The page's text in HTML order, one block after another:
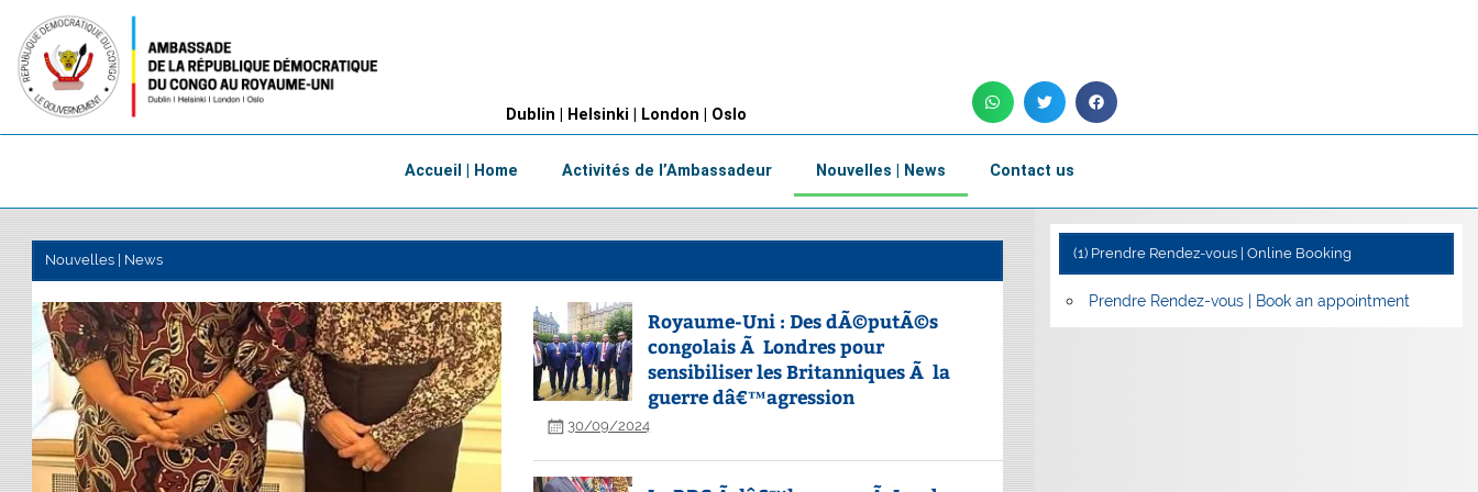
Dublin | Helsinki | London | Oslo
Accueil | Home Activités de l’Ambassadeur Nouvelles | News Contact us
Nouvelles | News
Royaume-Uni : Des dÃ©putÃ©s
congolais Ã Londres pour
sensibiliser les Britanniques Ã la
guerre dâ€™agression
30/09/2024
(1) Prendre Rendez-vous | Online Booking
Prendre Rendez-vous | Book an appointment